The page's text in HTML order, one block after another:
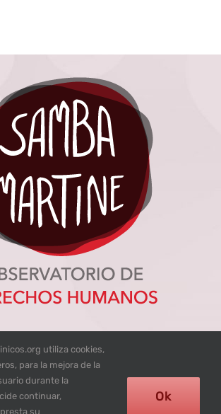
se mencione lo contrario los contenidos de
están bajo licencia
utiliza cookies,
para la mejora de la
durante la
continuar,
su
Ok